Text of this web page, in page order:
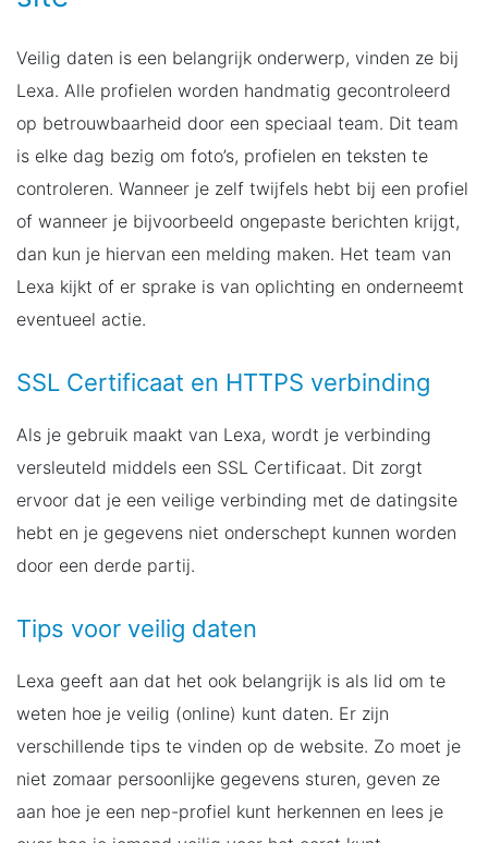
Veilig daten is een belangrijk onderwerp, vinden ze bij
Lexa. Alle profielen worden handmatig gecontroleerd
op betrouwbaarheid door een speciaal team. Dit team
is elke dag bezig om foto’s, profielen en teksten te
controleren. Wanneer je zelf twijfels hebt bij een profiel
of wanneer je bijvoorbeeld ongepaste berichten krijgt,
dan kun je hiervan een melding maken. Het team van
Lexa kijkt of er sprake is van oplichting en onderneemt
eventueel actie.
SSL Certificaat en HTTPS verbinding
Als je gebruik maakt van Lexa, wordt je verbinding
versleuteld middels een SSL Certificaat. Dit zorgt
ervoor dat je een veilige verbinding met de datingsite
hebt en je gegevens niet onderschept kunnen worden
door een derde partij.
Tips voor veilig daten
Lexa geeft aan dat het ook belangrijk is als lid om te
weten hoe je veilig (online) kunt daten. Er zijn
verschillende tips te vinden op de website. Zo moet je
niet zomaar persoonlijke gegevens sturen, geven ze
aan hoe je een nep-profiel kunt herkennen en lees je